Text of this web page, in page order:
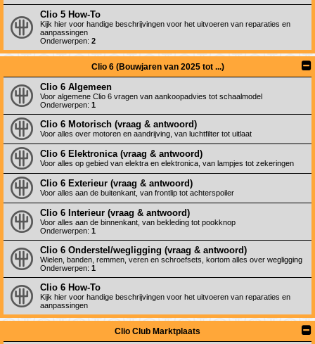
Clio 5 How-To
Kijk hier voor handige beschrijvingen voor het uitvoeren van reparaties en
aanpassingen
Onderwerpen: 2
Clio 6 (Bouwjaren van 2025 tot ...)
Clio 6 Algemeen
Voor algemene Clio 6 vragen van aankoopadvies tot schaalmodel
Onderwerpen: 1
Clio 6 Motorisch (vraag & antwoord)
Voor alles over motoren en aandrijving, van luchtfilter tot uitlaat
Clio 6 Elektronica (vraag & antwoord)
Voor alles op gebied van elektra en elektronica, van lampjes tot zekeringen
Clio 6 Exterieur (vraag & antwoord)
Voor alles aan de buitenkant, van frontlip tot achterspoiler
Clio 6 Interieur (vraag & antwoord)
Voor alles aan de binnenkant, van bekleding tot pookknop
Onderwerpen: 1
Clio 6 Onderstel/wegligging (vraag & antwoord)
Wielen, banden, remmen, veren en schroefsets, kortom alles over wegligging
Onderwerpen: 1
Clio 6 How-To
Kijk hier voor handige beschrijvingen voor het uitvoeren van reparaties en
aanpassingen
Clio Club Marktplaats